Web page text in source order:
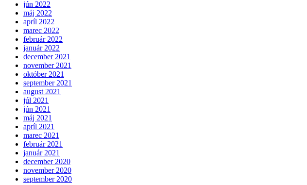
jún 2022
máj 2022
apríl 2022
marec 2022
február 2022
január 2022
december 2021
november 2021
október 2021
september 2021
august 2021
júl 2021
jún 2021
máj 2021
apríl 2021
marec 2021
február 2021
január 2021
december 2020
november 2020
september 2020